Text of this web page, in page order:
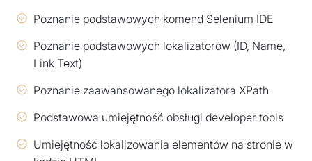
Poznanie podstawowych komend Selenium IDE
Poznanie podstawowych lokalizatorów (ID, Name,
Link Text)
Poznanie zaawansowanego lokalizatora XPath
Podstawowa umiejętność obsługi developer tools
Umiejętność lokalizowania elementów na stronie w